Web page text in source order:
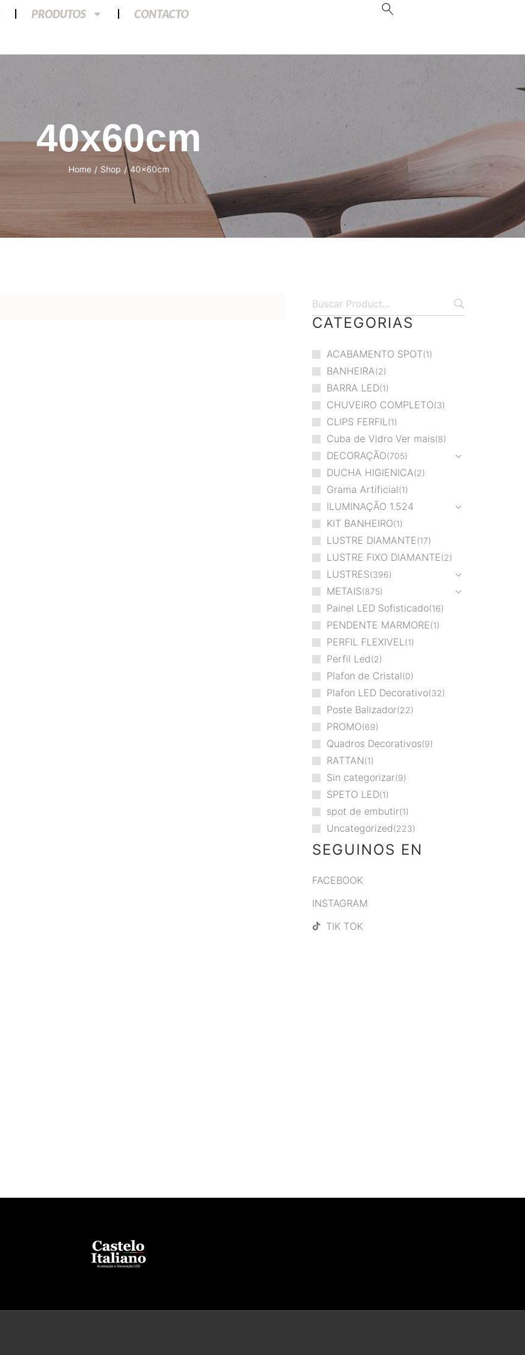
PRODUTOS CONTACTO
40x60cm
Home / Shop / 40x60cm
CATEGORIAS
ACABAMENTO SPOT 1
BANHEIRA 2
BARRA LED 1
CHUVEIRO COMPLETO 3
CLIPS FERFIL 1
Cuba de Vidro Ver mais 8
DECORAÇÃO 705
DUCHA HIGIENICA 2
Grama Artificial 1
ILUMINAÇÃO 1.524
KIT BANHEIRO 1
LUSTRE DIAMANTE 17
LUSTRE FIXO DIAMANTE 2
LUSTRES 396
METAIS 875
Painel LED Sofisticado 16
PENDENTE MARMORE 1
PERFIL FLEXIVEL 1
Perfil Led 2
Plafon de Cristal 0
Plafon LED Decorativo 32
Poste Balizador 22
PROMO 69
Quadros Decorativos 9
RATTAN 1
Sin categorizar 9
SPETO LED 1
spot de embutir 1
Uncategorized 223
SEGUINOS EN
FACEBOOK
INSTAGRAM
TIK TOK